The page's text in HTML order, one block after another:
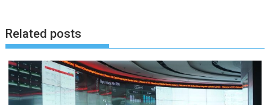
Related posts